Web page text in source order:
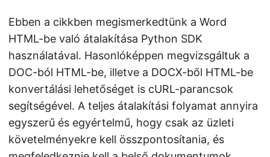
Ebben a cikkben megismerkedtünk a Word
HTML-be való átalakítása Python SDK
használatával. Hasonlóképpen megvizsgáltuk a
DOC-ból HTML-be, illetve a DOCX-ből HTML-be
konvertálási lehetőséget is cURL-parancsok
segítségével. A teljes átalakítási folyamat annyira
egyszerű és egyértelmű, hogy csak az üzleti
követelményekre kell összpontosítania, és